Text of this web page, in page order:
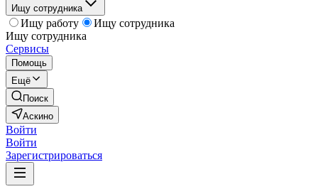
Ищу сотрудника
Ищу работу
Ищу сотрудника
Ищу сотрудника
Сервисы
Помощь
Ещё
Поиск
Аскино
Войти
Войти
Зарегистрироваться